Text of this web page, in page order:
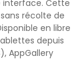
interface. Cette
récolte de
en libre
depuis
AppGallery